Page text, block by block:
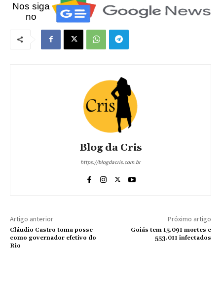
Nos siga
no
Blog da Cris
https://blogdacris.com.br
Artigo anterior
Cláudio Castro toma posse
como governador efetivo do
Rio
Próximo artigo
Goiás tem 15.091 mortes e
553.011 infectados